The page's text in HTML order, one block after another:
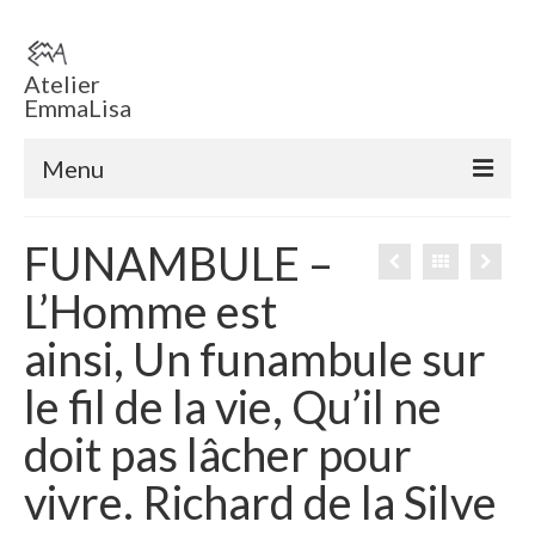
Atelier
EmmaLisa
Menu
Boutique en ligne
Tableaux
Sculptures
ECHEC EMMA ‘ T
Voiles
Sculptures éclairées
FUNAMBULE –
L’Homme est
ainsi, Un funambule sur
le fil de la vie, Qu’il ne
doit pas lâcher pour
vivre. Richard de la Silve